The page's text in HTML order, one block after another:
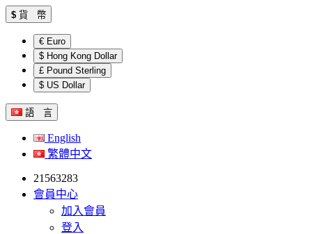
$ 貨 幣
€ Euro
$ Hong Kong Dollar
£ Pound Sterling
$ US Dollar
語 言
English
繁體中文
21563283
會員中心
加入會員
登入